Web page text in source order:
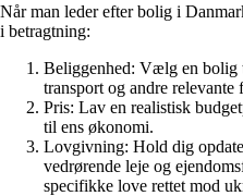
Når man leder efter bolig i
i betragtning:
Beliggenhed: Vælg en bolig
transport og andre relevante
Pris: Lav en realistisk
til ens økonomi.
Lovgivning: Hold dig
vedrørende leje og
specifikke love rettet mod